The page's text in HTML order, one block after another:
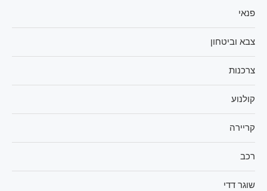
פנאי
צבא וביטחון
צרכנות
קולנוע
קריירה
רכב
שוגר דדי